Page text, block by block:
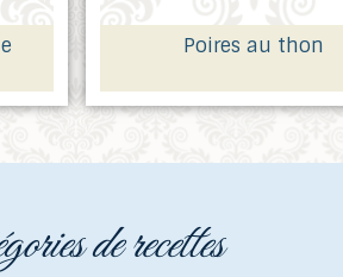
Poires au thon
de recettes